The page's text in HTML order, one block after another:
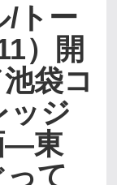
/トー
）開
袋コ
ッジ
―東
て